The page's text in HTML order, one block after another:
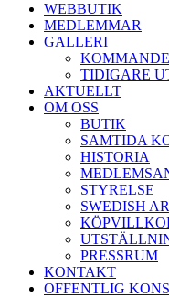
WEBBUTIK
MEDLEMMAR
GALLERI
TIDIGARE
AKTUELLT
OM OSS
BUTIK
SAMTIDA
HISTORIA
STYRELSE
SWEDISH
PRESSRUM
KONTAKT
OFFENTLIG